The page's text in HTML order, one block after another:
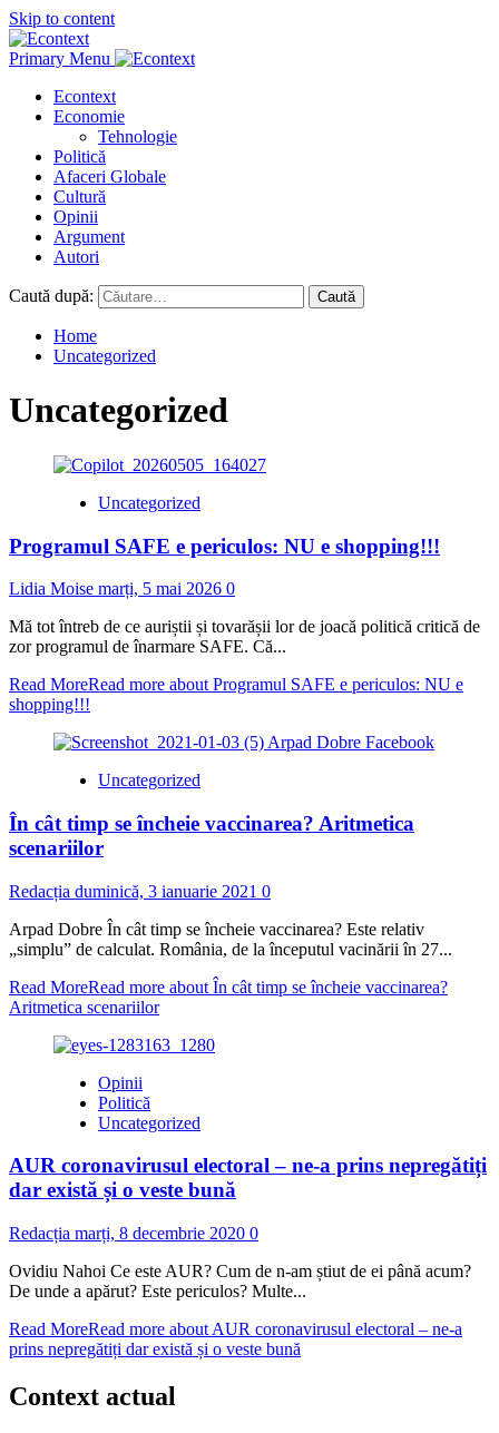
Skip to content
Primary Menu
Econtext
Economie
Tehnologie
Politică
Afaceri Globale
Cultură
Opinii
Argument
Autori
Caută după:
Home
Uncategorized
Uncategorized
Uncategorized
Programul SAFE e periculos: NU e shopping!!!
Lidia Moise marți, 5 mai 2026 0
Mă tot întreb de ce auriștii și tovarășii lor de joacă politică critică de
zor programul de înarmare SAFE. Că...
Read MoreRead more about Programul SAFE e periculos: NU e
shopping!!!
Uncategorized
În cât timp se încheie vaccinarea? Aritmetica
scenariilor
Redacția duminică, 3 ianuarie 2021 0
Arpad Dobre În cât timp se încheie vaccinarea? Este relativ
„simplu” de calculat. România, de la începutul vacinării în 27...
Read MoreRead more about În cât timp se încheie vaccinarea?
Aritmetica scenariilor
Opinii
Politică
Uncategorized
AUR coronavirusul electoral – ne-a prins nepregătiți
dar există și o veste bună
Redacția marți, 8 decembrie 2020 0
Ovidiu Nahoi Ce este AUR? Cum de n-am știut de ei până acum?
De unde a apărut? Este periculos? Multe...
Read MoreRead more about AUR coronavirusul electoral – ne-a
prins nepregătiți dar există și o veste bună
Context actual